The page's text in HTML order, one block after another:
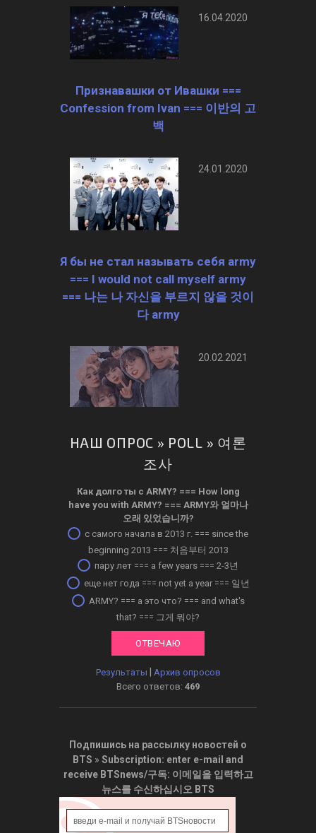
16.04.2020
Признавашки от Ивашки ===
Confession from Ivan === 이반의 고
백
24.01.2020
Я бы не стал называть себя army
=== I would not call myself army
=== 나는 나 자신을 부르지 않을 것이
다 army
20.02.2021
НАШ ОПРОС » POLL » 여론
조사
Как долго ты с ARMY? ­=== How long
have you with ARMY? === ARMY와 얼마나
오래 있었습니까?
с самого начала в 2013 г. === since the
beginning 2013 === 처음부터 2013
пару лет === a few years === 2-3년
еще нет года === not yet a year === 일년
ARMY? === а это что? === and what's
that? === 그게 뭐야?
Результаты
Архив опросов
Всего ответов: 469
Подпишись на рассылку новостей о
BTS » Subscription: enter e-mail and
receive BTSnews/구독: 이메일을 입력하고
뉴스를 수신하십시오 BTS